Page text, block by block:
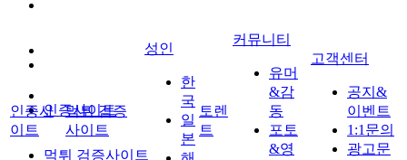
인증사이트
먹튀 검증사이트
인증사
이트
먹튀 검증
사이트
성인
한
국
일
본
토렌
트
커뮤니티
유머
&감
동
포토
&영
고객센터
공지&
이벤트
1:1문의
광고문